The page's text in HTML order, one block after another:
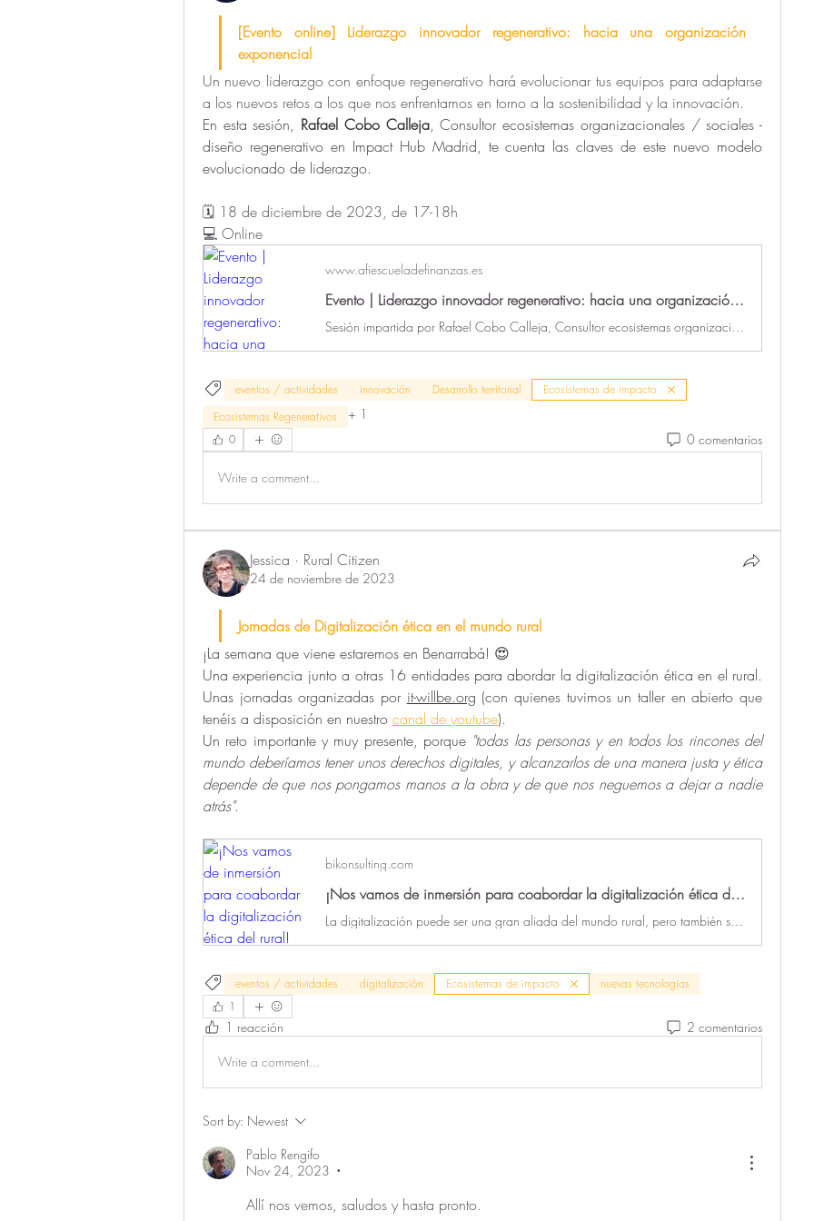
[Evento online] Liderazgo innovador regenerativo: hacia una organización
exponencial
Un nuevo liderazgo con enfoque regenerativo hará evolucionar tus equipos para adaptarse
a los nuevos retos a los que nos enfrentamos en torno a la sostenibilidad y la innovación.
En esta sesión, Rafael Cobo Calleja, Consultor ecosistemas organizacionales / sociales -
diseño regenerativo en Impact Hub Madrid, te cuenta las claves de este nuevo modelo
evolucionado de liderazgo.
🗓️ 18 de diciembre de 2023, de 17-18h
💻 Online
www.afiescueladefinanzas.es
Evento | Liderazgo innovador regenerativo: hacia una organización exponencial
eventos / actividades innovación Desarrollo territorial
Ecosistemas de impacto
Ecosistemas Regenerativos
+ 1
0 0 comentarios
Write a comment...
Jessica · Rural Citizen
24 de noviembre de 2023
Jornadas de Digitalización ética en el mundo rural
¡La semana que viene estaremos en Benarrabá! 😍
Una experiencia junto a otras 16 entidades para abordar la digitalización ética en el rural.
Unas jornadas organizadas por it-willbe.org (con quienes tuvimos un taller en abierto que
tenéis a disposición en nuestro canal de youtube).
Un reto importante y muy presente, porque "todas las personas y en todos los rincones del
mundo deberíamos tener unos derechos digitales, y alcanzarlos de una manera justa y ética
depende de que nos pongamos manos a la obra y de que nos neguemos a dejar a nadie
atrás".
bikonsulting.com
¡Nos vamos de inmersión para coabordar la digitalización ética del rural!
eventos / actividades digitalización Ecosistemas de impacto
nuevas tecnologias
1
1 reacción 2 comentarios
Write a comment...
Sort by: Newest
Pablo Rengifo
Nov 24, 2023
•
Allí nos vemos, saludos y hasta pronto.